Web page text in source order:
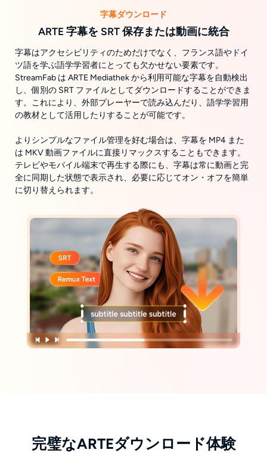
字幕ダウンロード
ARTE 字幕を SRT 保存または動画に統合
字幕はアクセシビリティのためだけでなく、フランス語やドイ
ツ語を学ぶ語学学習者にとっても欠かせない要素です。
StreamFab は ARTE Mediathek から利用可能な字幕を自動検出
し、個別の SRT ファイルとしてダウンロードすることができま
す。これにより、外部プレーヤーで読み込んだり、語学学習用
の教材として活用したりすることが可能です。
よりシンプルなファイル管理を好む場合は、字幕を MP4 また
は MKV 動画ファイルに直接リマックスすることもできます。
テレビやモバイル端末で再生する際にも、字幕は常に動画と完
全に同期した状態で表示され、必要に応じてオン・オフを簡単
に切り替えられます。
完璧なARTEダウンロード体験